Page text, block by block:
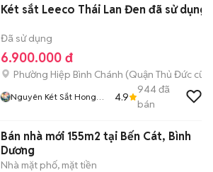
Két sắt Leeco Thái Lan Đen đã sử dụng
Đã sử dụng
6.900.000 đ
Phường Hiệp Bình Chánh (Quận Thủ Đức cũ)
Nguyên Két Sắt Hong
4.9
944đã
bán
Bán nhà mới 155m2 tại Bến Cát, Bình
Dương
Nhà mặt phố, mặt tiền